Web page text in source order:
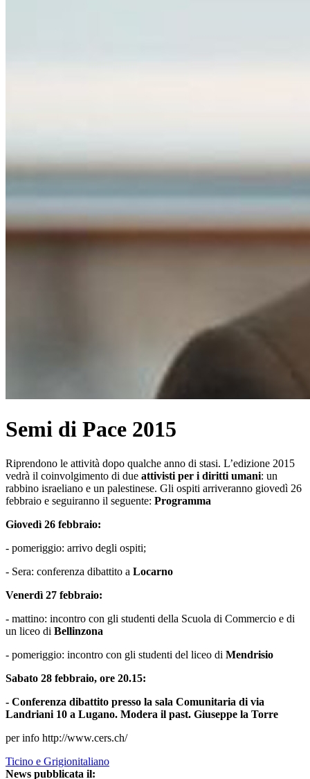
Semi di Pace 2015
Riprendono le attività dopo qualche anno di stasi. L’edizione 2015
vedrà il coinvolgimento di due attivisti per i diritti umani: un
rabbino israeliano e un palestinese. Gli ospiti arriveranno giovedì 26
febbraio e seguiranno il seguente: Programma
Giovedì 26 febbraio:
- pomeriggio: arrivo degli ospiti;
- Sera: conferenza dibattito a Locarno
Venerdì 27 febbraio:
- mattino: incontro con gli studenti della Scuola di Commercio e di
un liceo di Bellinzona
- pomeriggio: incontro con gli studenti del liceo di Mendrisio
Sabato 28 febbraio, ore 20.15:
- Conferenza dibattito presso la sala Comunitaria di via
Landriani 10 a Lugano. Modera il past. Giuseppe la Torre
per info http://www.cers.ch/
Ticino e Grigionitaliano
News pubblicata il: